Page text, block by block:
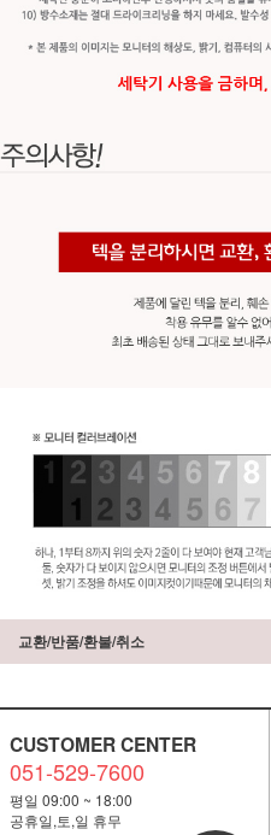
교환/반품/환불/취소
CUSTOMER CENTER
051-529-7600
평일 09:00 ~ 18:00
공휴일,토,일 휴무